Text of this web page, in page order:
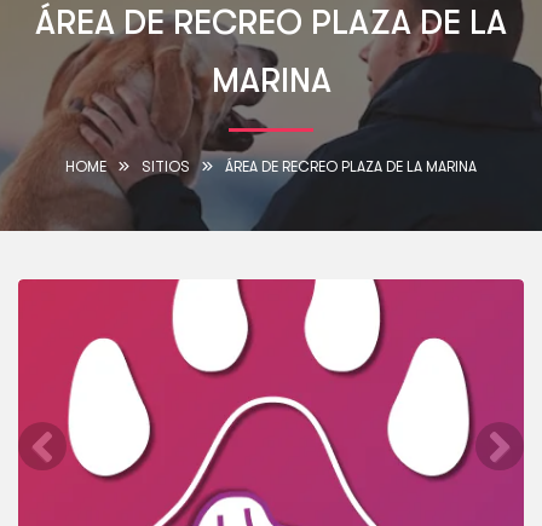
ÁREA DE RECREO PLAZA DE LA
MARINA
HOME SITIOS ÁREA DE RECREO PLAZA DE LA MARINA